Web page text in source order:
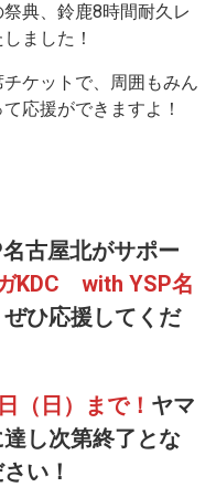
典、鈴鹿8時間耐久レ
ました！
ケットで、周囲もみん
応援ができますよ！
古屋北がサポー
KDC with YSP名
ひ応援してくだ
（日）まで！ ヤマ
し次第終了とな
い！